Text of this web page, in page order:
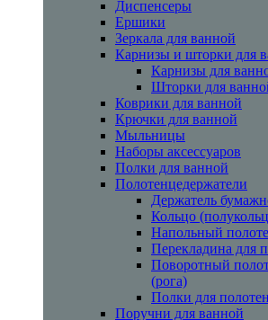
Диспенсеры
Ершики
Зеркала для ванной
Карнизы и шторки для
Карнизы для
Шторки для
Коврики для ванной
Крючки для ванной
Мыльницы
Наборы аксессуаров
Полки для ванной
Полотенцедержатели
Держатель
Кольцо
Напольный
Перекладина для
Поворотный
(рога)
Полки для
Поручни для ванной